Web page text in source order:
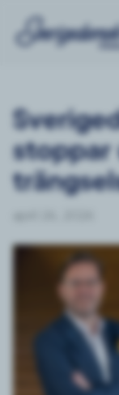
stoppar